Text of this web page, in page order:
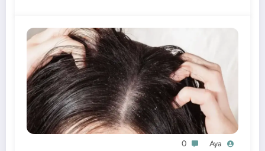
Aya
0